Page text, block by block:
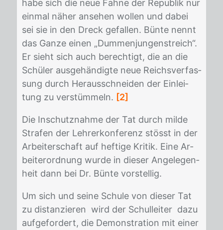
habe sich die neue Fah­ne der Re­pu­blik nur
ein­mal nä­her an­se­hen wol­len und da­bei
sei sie in den Dreck ge­fal­len. Bün­te nennt
das Gan­ze ei­nen „Dum­men­jun­gen­streich“.
Er sieht sich auch be­rech­tigt, die an die
Schü­ler aus­ge­hän­dig­te neue Reichs­ver­fas­
sung durch Her­aus­schnei­den der Ein­lei­
tung zu ver­stüm­meln. [2]
Die In­schutz­nah­me der Tat durch mil­de
Stra­fen der Leh­rer­kon­fe­renz stösst in der
Ar­bei­ter­schaft auf hef­ti­ge Kri­tik. Eine Ar­
bei­ter­ord­nung wur­de in die­ser An­ge­le­gen­
heit dann bei Dr. Bün­te vor­stel­lig.
Um sich und sei­ne Schu­le von die­ser Tat
zu dis­tan­zie­ren wird der Schul­lei­ter dazu
auf­ge­for­dert, die De­mons­tra­ti­on mit ei­ner